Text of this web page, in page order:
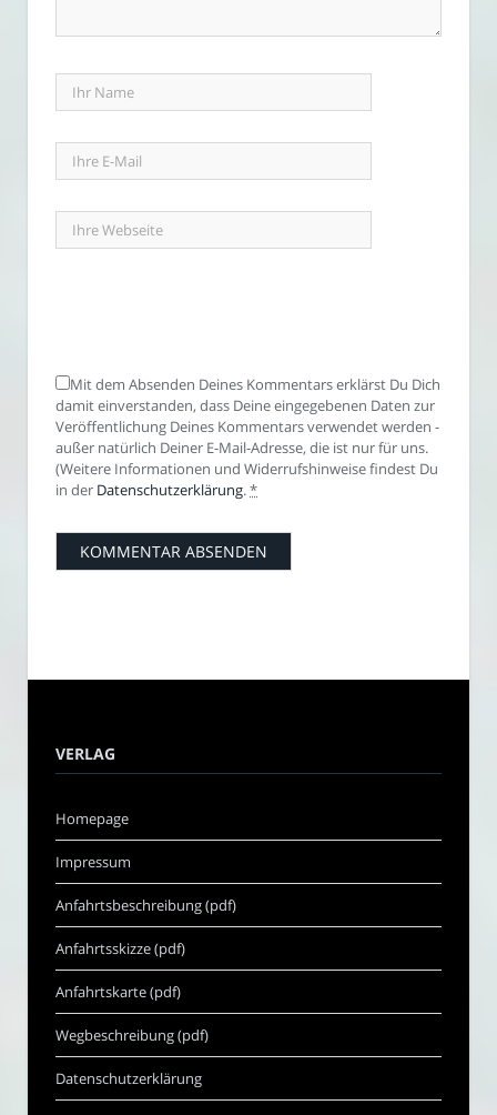
Mit dem Absenden Deines Kommentars erklärst Du Dich
damit einverstanden, dass Deine eingegebenen Daten zur
Veröffentlichung Deines Kommentars verwendet werden -
außer natürlich Deiner E-Mail-Adresse, die ist nur für uns.
(Weitere Informationen und Widerrufshinweise findest Du
in der Datenschutzerklärung.*
VERLAG
Homepage
Impressum
Anfahrtsbeschreibung (pdf)
Anfahrtsskizze (pdf)
Anfahrtskarte (pdf)
Wegbeschreibung (pdf)
Datenschutzerklärung